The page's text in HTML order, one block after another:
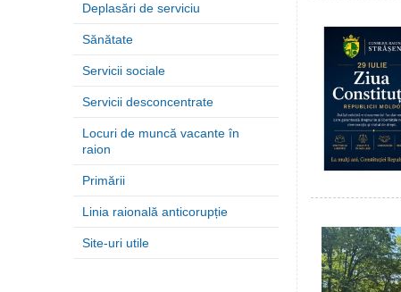
Deplasări de serviciu
Sănătate
Servicii sociale
Servicii desconcentrate
Locuri de muncă vacante în
raion
Primării
Linia raională anticorupție
Site-uri utile